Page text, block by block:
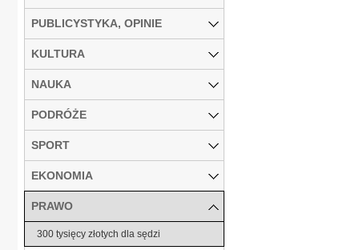
PUBLICYSTYKA, OPINIE
KULTURA
NAUKA
PODRÓŻE
SPORT
EKONOMIA
PRAWO
300 tysięcy złotych dla sędzi